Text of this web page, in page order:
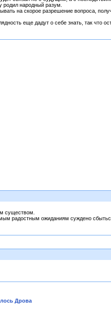
родил народный разум.
на скорое разрешение вопроса,
еще дадут о себе знать, так что
существом.
радостным ожиданиям суждено
Дрова